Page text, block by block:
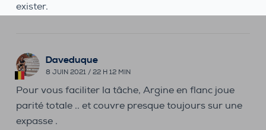
exister.
Daveduque
8 JUIN 2021 / 22 H 12 MIN
Pour vous faciliter la tâche, Argine en flanc joue
parité totale .. et couvre presque toujours sur une
expasse .